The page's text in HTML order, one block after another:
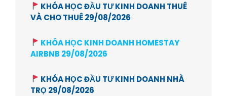
KHÓA HỌC ĐẦU TƯ KINH DOANH THUÊ
VÀ CHO THUÊ 29/08/2026
KHÓA HỌC KINH DOANH HOMESTAY
AIRBNB 29/08/2026
KHÓA HỌC ĐẦU TƯ KINH DOANH NHÀ
TRỌ 29/08/2026